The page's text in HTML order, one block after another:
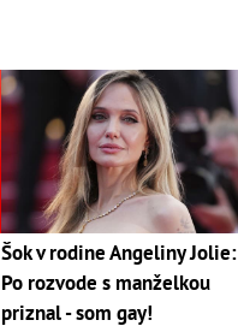
Šok v rodine Angeliny Jolie:
Po rozvode s manželkou
priznal - som gay!